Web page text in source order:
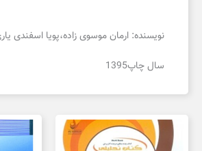
نویسنده: ارمان موسوی زاده،پویا اسفندی
سال چاپ1395